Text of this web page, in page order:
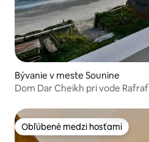
Bývanie v meste Sounine
Dom Dar Cheikh pri vode Rafraf
Obľúbené medzi hosťami
Obľúbené medzi hosťami